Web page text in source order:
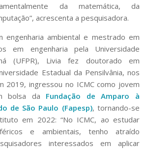
da matemática, da
acrescenta a pesquisadora.
engenharia ambiental e mestrado em
em engenharia pela Universidade
(UFPR), Livia fez doutorado em
Estadual da Pensilvânia, nos
2019, ingressou no ICMC como jovem
bolsa da Fundação de Amparo à
de São Paulo (Fapesp), tornando-se
em 2022: “No ICMC, ao estudar
e ambientais, tenho atraído
interessados ​​em aplicar